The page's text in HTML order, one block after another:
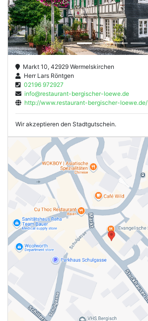
Markt 10, 42929 Wermelskirchen
Herr Lars Röntgen
02196 972927
info@restaurant-bergischer-loewe.de
http://www.restaurant-bergischer-loewe.de/
Wir akzeptieren den Stadtgutschein.